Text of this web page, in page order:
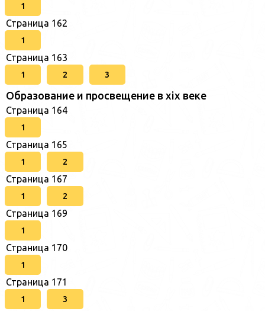
1
Страница 162
1
Страница 163
1 2 3
Образование и просвещение в xix веке
Страница 164
1
Страница 165
1 2
Страница 167
1 2
Страница 169
1
Страница 170
1
Страница 171
1 3